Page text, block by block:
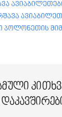
პოლონეთის